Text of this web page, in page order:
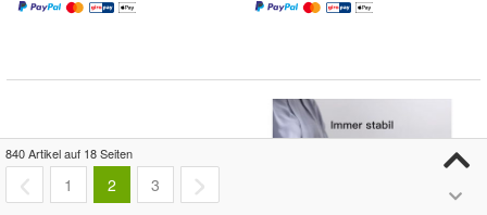
840 Artikel auf 18 Seiten
1 2 3